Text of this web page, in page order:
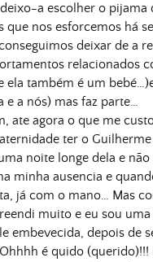
a escolher o pijama
que nos esforcemos há
deixar de a
relacionados
ela também é um
e a nós) mas faz parte…
ate agora o que me
ter o
noite longe dela e
minha ausencia e
já com o mano… Mas
muito e eu sou uma
embevecida, depois de
é quido (querido)!!!